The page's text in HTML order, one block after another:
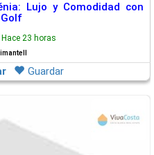
Lujo y Comodidad con
Hace 23 horas
Guardar